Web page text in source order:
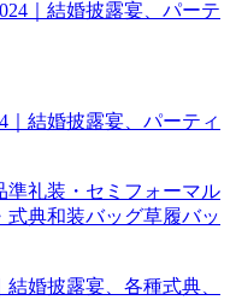
｜結婚披露宴、パーティ
準礼装・セミフォーマル
式典和装バッグ草履バッ